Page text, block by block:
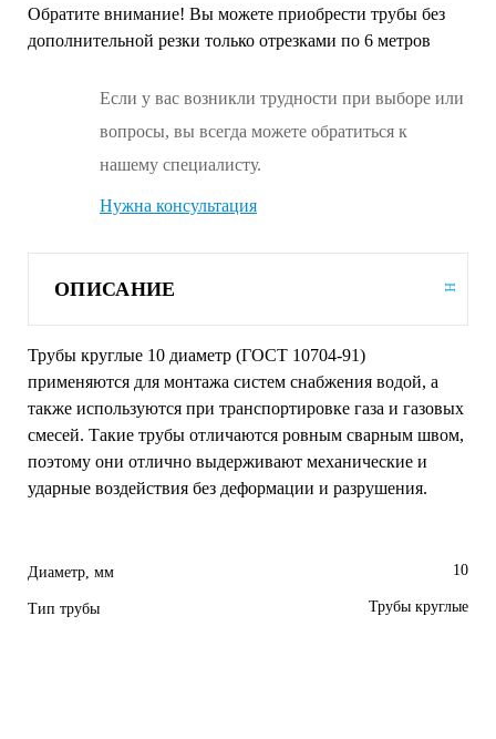
Обратите внимание! Вы можете приобрести трубы без
дополнительной резки только отрезками по 6 метров
Если у вас возникли трудности при выборе или
вопросы, вы всегда можете обратиться к
нашему специалисту.
Нужна консультация
ОПИСАНИЕ
Трубы круглые 10 диаметр (ГОСТ 10704-91)
применяются для монтажа систем снабжения водой, а
также используются при транспортировке газа и газовых
смесей. Такие трубы отличаются ровным сварным швом,
поэтому они отлично выдерживают механические и
ударные воздействия без деформации и разрушения.
Диаметр, мм 10
Тип трубы Трубы круглые